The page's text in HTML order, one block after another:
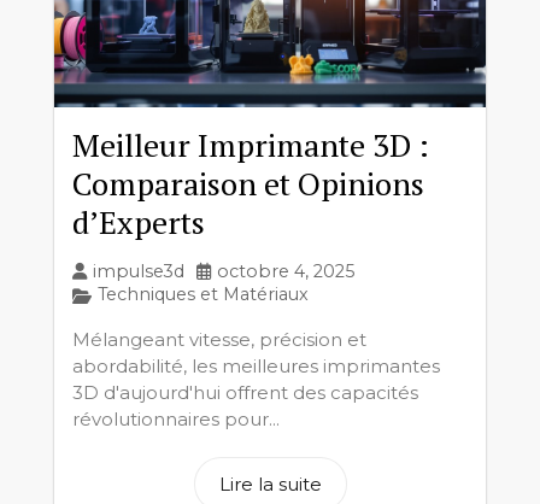
Meilleur Imprimante 3D :
Comparaison et Opinions
d’Experts
impulse3d
octobre 4, 2025
Techniques et Matériaux
Mélangeant vitesse, précision et
abordabilité, les meilleures imprimantes
3D d'aujourd'hui offrent des capacités
révolutionnaires pour...
Lire la suite